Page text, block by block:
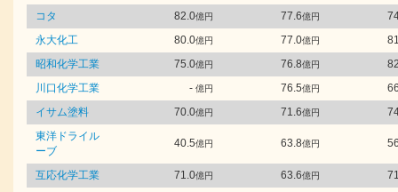
コタ
82.0億円 77.6億円
永大化工
80.0億円 77.0億円
昭和化学工業
75.0億円 76.8億円
川口化学工業
- 億円 76.5億円
イサム塗料
70.0億円 71.6億円
東洋ドライル
ーブ
40.5億円 63.8億円
互応化学工業 71.0億円 63.6億円